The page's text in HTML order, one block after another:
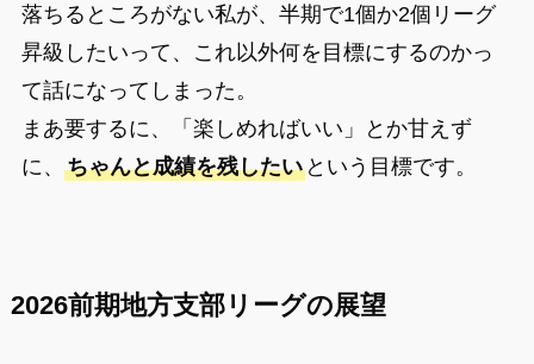
落ちるところがない私が、半期で1個か2個リーグ
昇級したいって、これ以外何を目標にするのかっ
て話になってしまった。
まあ要するに、「楽しめればいい」とか甘えず
に、 ちゃんと成績を残したいという目標です。
2026前期地方支部リーグの展望